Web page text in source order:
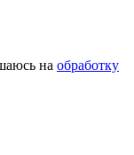
на обработку